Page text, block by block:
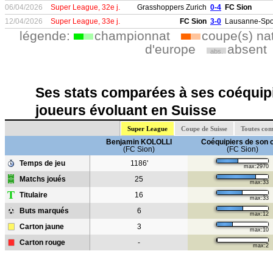
06/04/2026 Super League, 32e j. Grasshoppers Zurich 0-4 FC Sion
12/04/2026
Super League, 33e j. FC Sion 3-0 Lausanne-
légende: championnat
coupe(s)
d'europe
abs. absent
Ses stats comparées à ses
joueurs évoluant en Suisse
Super League Coupe de Suisse Toutes
Benjamin KOLOLLI
(FC Sion)
Coéquipiers de son
(FC Sion)
Temps de jeu
1186' max:2970
Matchs joués 25 max:33
T Titulaire 16 max:33
Buts marqués 6 max:12
Carton jaune 3 max:10
Carton rouge - max:2